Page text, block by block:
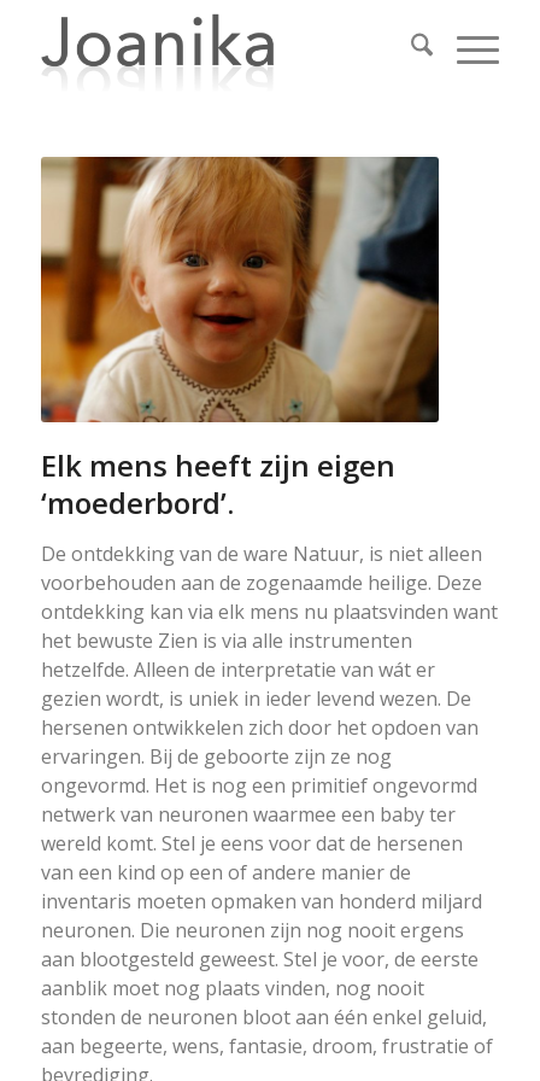
Elk mens heeft zijn eigen
‘moederbord’.
De ontdekking van de ware Natuur, is niet alleen
voorbehouden aan de zogenaamde heilige. Deze
ontdekking kan via elk mens nu plaatsvinden want
het bewuste Zien is via alle instrumenten
hetzelfde. Alleen de interpretatie van wát er
gezien wordt, is uniek in ieder levend wezen. De
hersenen ontwikkelen zich door het opdoen van
ervaringen. Bij de geboorte zijn ze nog
ongevormd. Het is nog een primitief ongevormd
netwerk van neuronen waarmee een baby ter
wereld komt. Stel je eens voor dat de hersenen
van een kind op een of andere manier de
inventaris moeten opmaken van honderd miljard
neuronen. Die neuronen zijn nog nooit ergens
aan blootgesteld geweest. Stel je voor, de eerste
aanblik moet nog plaats vinden, nog nooit
stonden de neuronen bloot aan één enkel geluid,
aan begeerte, wens, fantasie, droom, frustratie of
bevrediging.